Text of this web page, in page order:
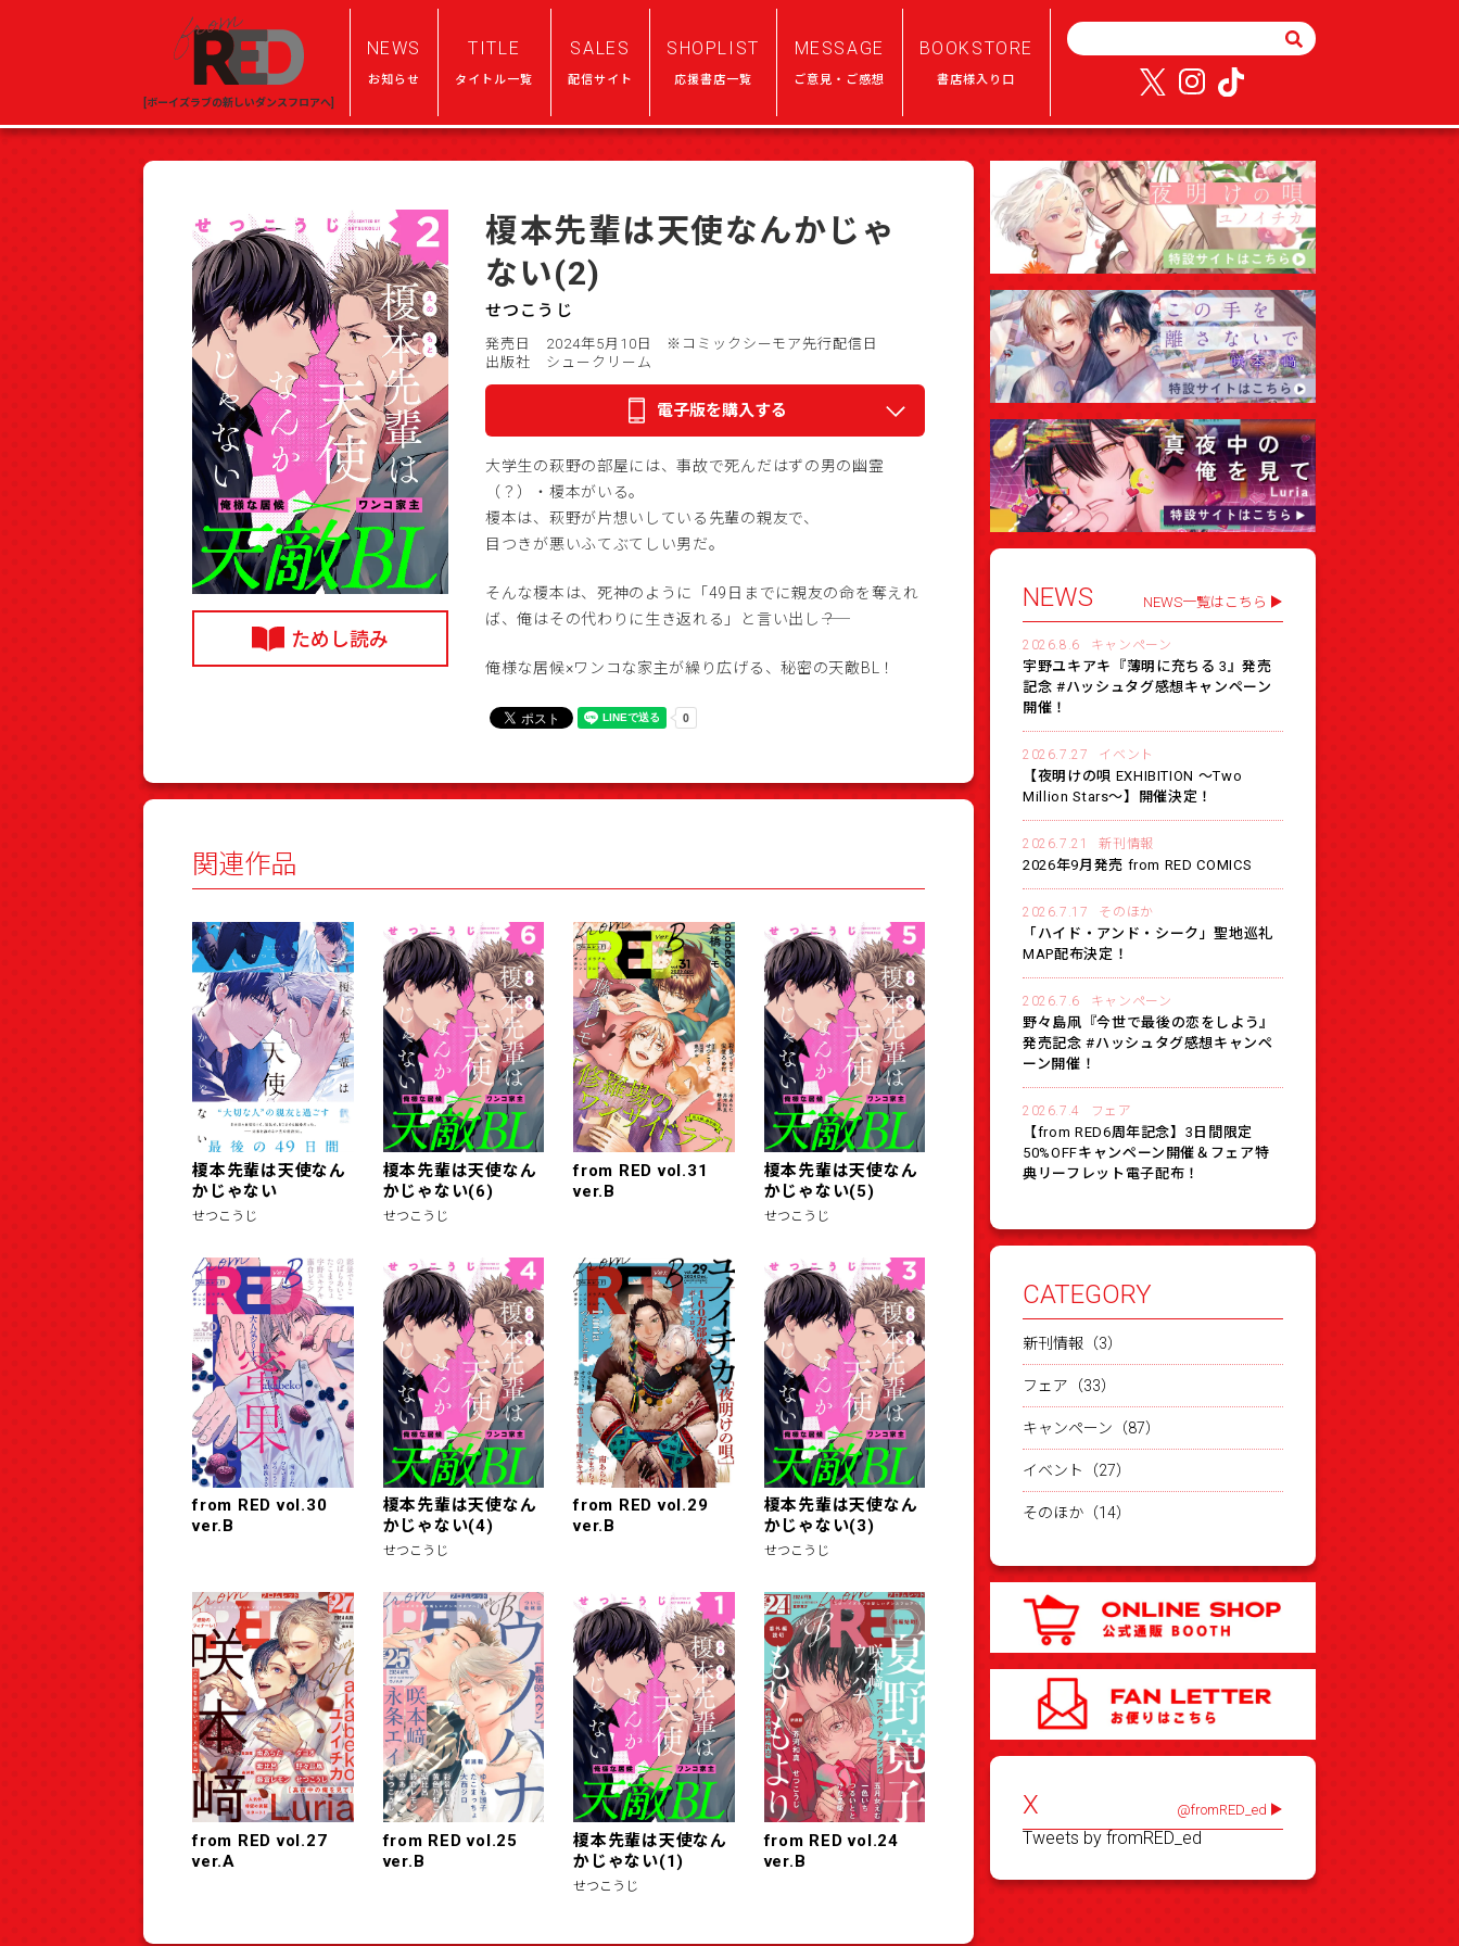
[ボーイズラブの新しいダンスフロアへ]
NEWS
お知らせ
TITLE
タイトル一覧
SALES
配信サイト
SHOPLIST
応援書店一覧
MESSAGE
ご意見・ご感想
BOOKSTORE
書店様入り口
ためし読み
榎本先輩は天使なんかじゃ
ない(2)
せつこうじ
発売日 2024年5月10日
※コミックシーモア先行配信日
出版社 シュークリーム
電子版を購入する
大学生の萩野の部屋には、事故で死んだはずの男の幽霊
（？）・榎本がいる。
榎本は、萩野が片想いしている先輩の親友で、
目つきが悪いふてぶてしい男だ。
そんな榎本は、死神のように「49日までに親友の命を奪えれ
ば、俺はその代わりに生き返れる」と言い出し――？
俺様な居候×ワンコな家主が繰り広げる、秘密の天敵BL！
関連作品
榎本先輩は天使なん
かじゃない
せつこうじ
榎本先輩は天使なん
かじゃない(6)
せつこうじ
from RED vol.31
ver.B
榎本先輩は天使なん
かじゃない(5)
せつこうじ
from RED vol.30
ver.B
榎本先輩は天使なん
かじゃない(4)
せつこうじ
from RED vol.29
ver.B
榎本先輩は天使なん
かじゃない(3)
せつこうじ
from RED vol.27
ver.A
from RED vol.25
ver.B
榎本先輩は天使なん
かじゃない(1)
せつこうじ
from RED vol.24
ver.B
NEWS NEWS一覧はこちら
2026.8.6 キャンペーン
宇野ユキアキ『薄明に充ちる 3』発売
記念 #ハッシュタグ感想キャンペーン
開催！
2026.7.27 イベント
【夜明けの唄 EXHIBITION 〜Two
Million Stars〜】開催決定！
2026.7.21 新刊情報
2026年9月発売 from RED COMICS
2026.7.17 そのほか
「ハイド・アンド・シーク」聖地巡礼
MAP配布決定！
2026.7.6 キャンペーン
野々島凧『今世で最後の恋をしよう』
発売記念 #ハッシュタグ感想キャンペ
ーン開催！
2026.7.4 フェア
【from RED6周年記念】3日間限定
50%OFFキャンペーン開催＆フェア特
典リーフレット電子配布！
CATEGORY
新刊情報（3）
フェア（33）
キャンペーン（87）
イベント（27）
そのほか（14）
X @fromRED_ed
Tweets by fromRED_ed